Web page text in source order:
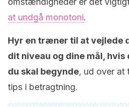
at undgå monotoni.
Hyr en træner til at vejlede
dit niveau og dine mål, hvis
du skal begynde, ud over at
tips i betragtning.